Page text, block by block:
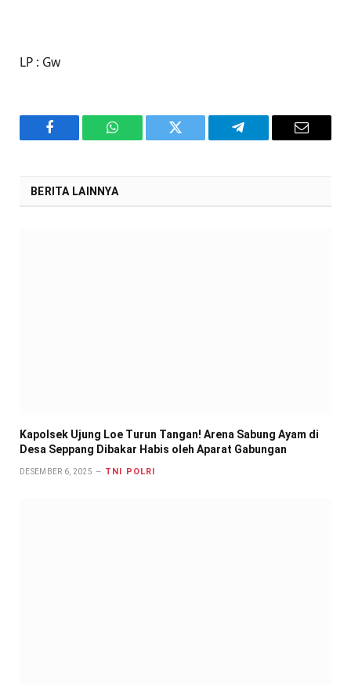
LP : Gw
Facebook WhatsAppTwitter Telegram Email
BERITA LAINNYA
Kapolsek Ujung Loe Turun Tangan! Arena Sabung Ayam di
Desa Seppang Dibakar Habis oleh Aparat Gabungan
DESEMBER 6, 2025 TNI POLRI